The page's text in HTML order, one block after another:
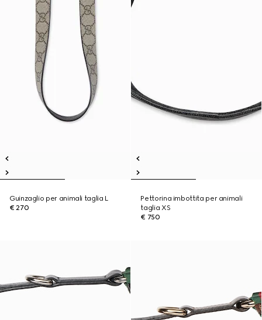
Guinzaglio per animali taglia L
€ 270
Pettorina imbottita per animali
taglia XS
€ 750